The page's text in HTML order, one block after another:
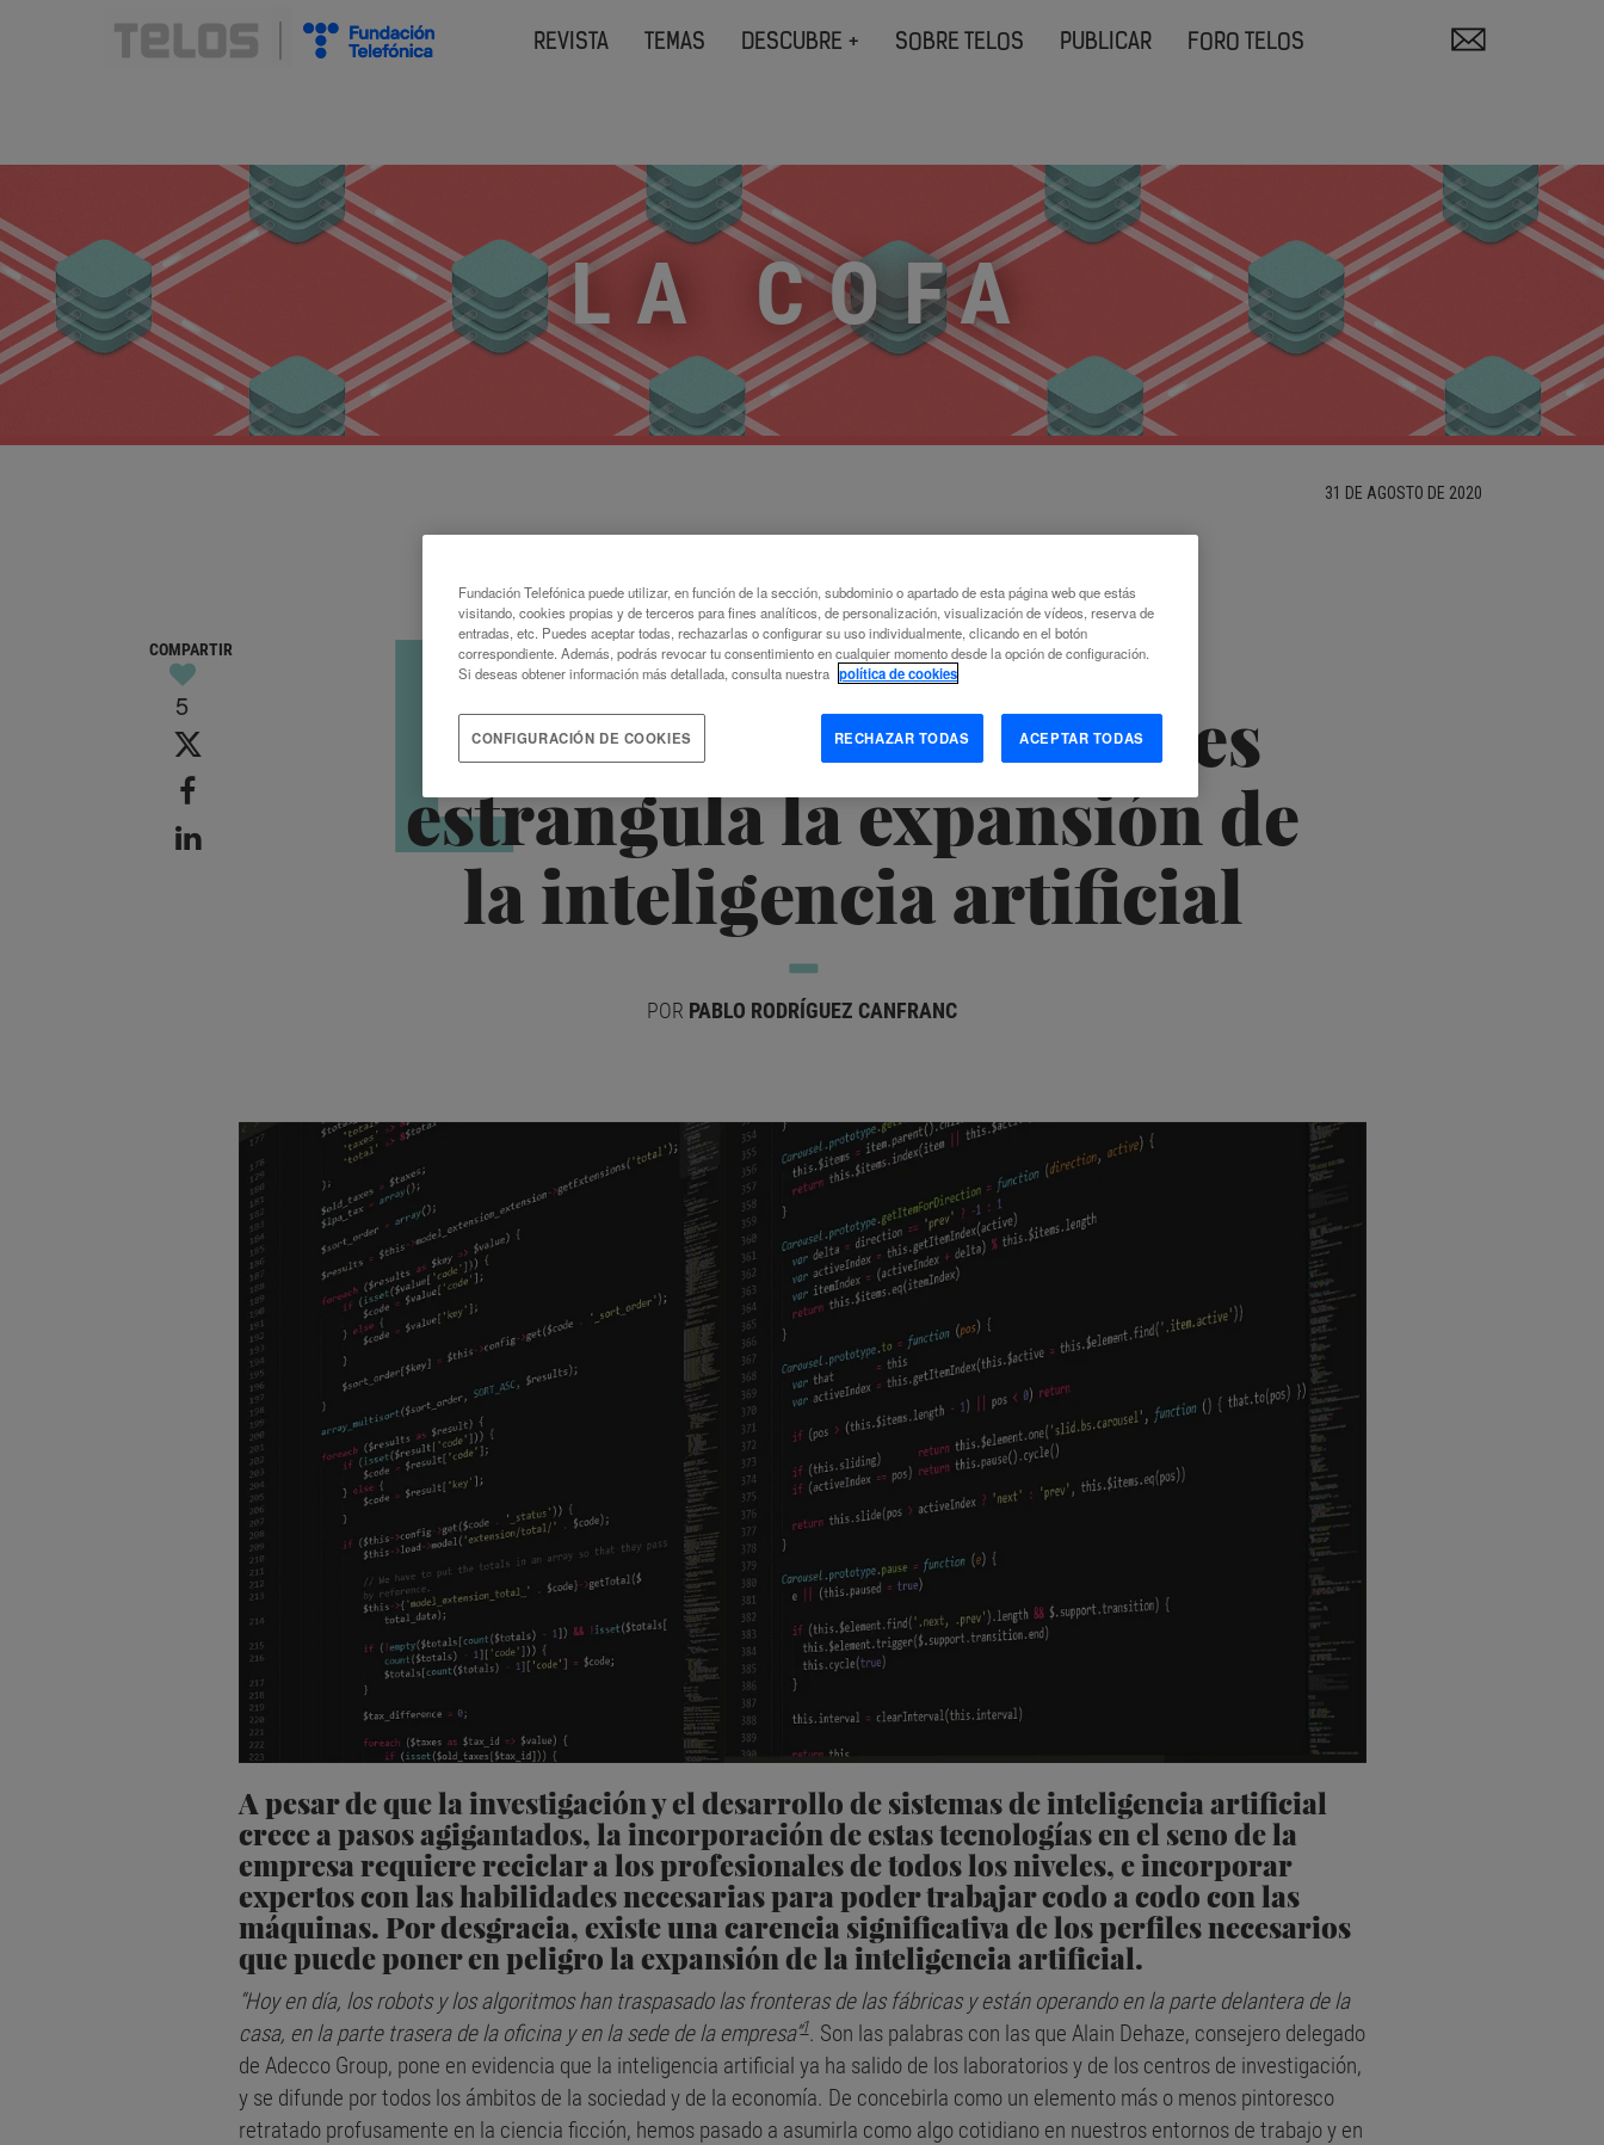
REVISTA TEMAS DESCUBRE + SOBRE TELOS PUBLICAR FORO TELOS
LA COFA
31 DE AGOSTO DE 2020
L
COMPARTIR
5
La falta de profesionales
estrangula la expansión de
la inteligencia artificial
POR PABLO RODRÍGUEZ CANFRANC
A pesar de que la investigación y el desarrollo de sistemas de inteligencia artificial
crece a pasos agigantados, la incorporación de estas tecnologías en el seno de la
empresa requiere reciclar a los profesionales de todos los niveles, e incorporar
expertos con las habilidades necesarias para poder trabajar codo a codo con las
máquinas. Por desgracia, existe una carencia significativa de los perfiles necesarios
que puede poner en peligro la expansión de la inteligencia artificial.
“Hoy en día, los robots y los algoritmos han traspasado las fronteras de las fábricas y están operando en la parte delantera de la
casa, en la parte trasera de la oficina y en la sede de la empresa”1. Son las palabras con las que Alain Dehaze, consejero delegado
de Adecco Group, pone en evidencia que la inteligencia artificial ya ha salido de los laboratorios y de los centros de investigación,
y se difunde por todos los ámbitos de la sociedad y de la economía. De concebirla como un elemento más o menos pintoresco
retratado profusamente en la ciencia ficción, hemos pasado a asumirla como algo cotidiano en nuestros entornos de trabajo y en
Fundación Telefónica puede utilizar, en función de la sección, subdominio o apartado de esta página web que estás
visitando, cookies propias y de terceros para fines analíticos, de personalización, visualización de vídeos, reserva de
entradas, etc. Puedes aceptar todas, rechazarlas o configurar su uso individualmente, clicando en el botón
correspondiente. Además, podrás revocar tu consentimiento en cualquier momento desde la opción de configuración.
Si deseas obtener información más detallada, consulta nuestra política de cookies
RECHAZAR TODAS ACEPTAR TODAS
CONFIGURACIÓN DE COOKIES